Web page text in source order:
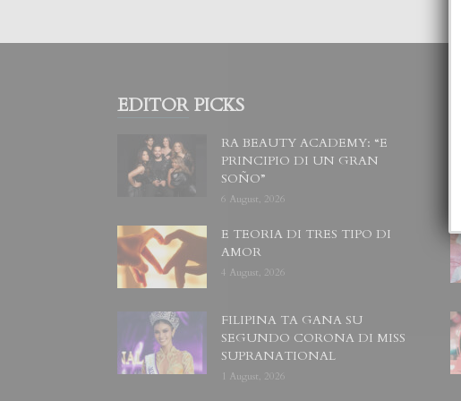
EDITOR PICKS
RA BEAUTY ACADEMY: “E
PRINCIPIO DI UN GRAN
SOÑO”
6 August, 2026
E TEORIA DI TRES TIPO DI
AMOR
4 August, 2026
FILIPINA TA GANA SU
SEGUNDO CORONA DI MISS
SUPRANATIONAL
1 August, 2026